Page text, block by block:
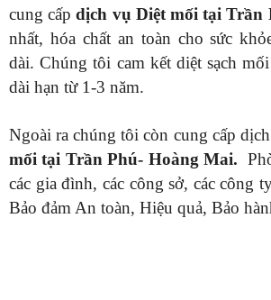
cung cấpdịch vụ Diệt mối tại Trần
nhất, hóa chất an toàn cho sức
dài. Chúng tôi cam kết diệt sạch
dài hạn từ 1-3 năm.
Ngoài ra chúng tôi còn cung cấp
mối tại Trần Phú- Hoàng Mai.
các gia đình, các công sở, các công
Bảo đảm An toàn, Hiệu quả, Bảo